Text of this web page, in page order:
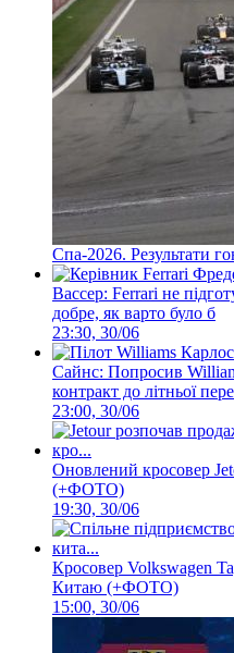
Спа-2026. Результати
Вассер: Ferrari не
добре, як варто було б
23:30, 30/06
Сайнс: Попросив
контракт до літньої
23:00, 30/06
Оновлений кросовер
(+ФОТО)
19:30, 30/06
Кросовер Volkswagen
Китаю (+ФОТО)
15:00, 30/06